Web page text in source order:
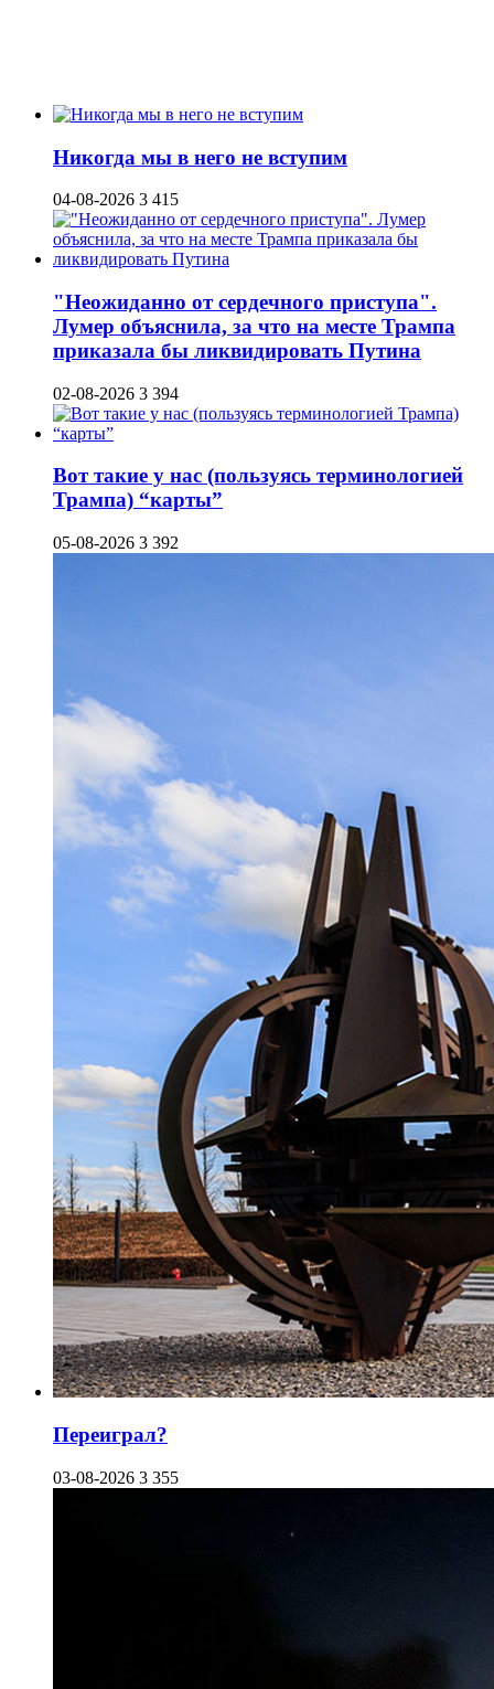
Никогда мы в него не вступим
04-08-2026 3 415
"Неожиданно от сердечного приступа".
Лумер объяснила, за что на месте Трампа
приказала бы ликвидировать Путина
02-08-2026 3 394
Вот такие у нас (пользуясь терминологией
Трампа) “карты”
05-08-2026 3 392
Переиграл?
03-08-2026 3 355